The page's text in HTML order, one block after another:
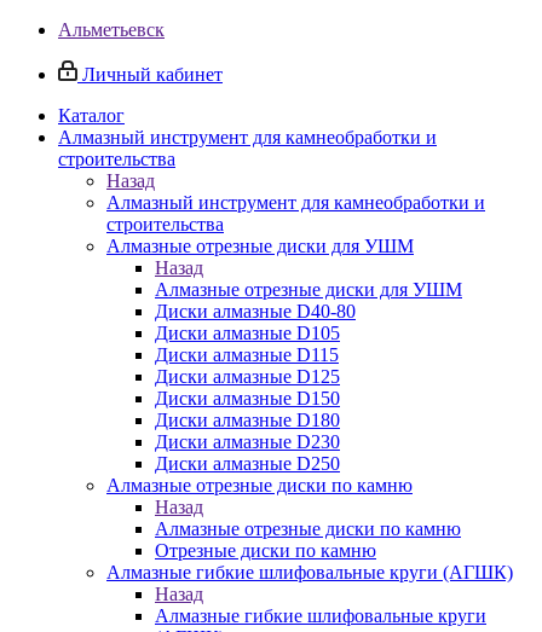
Альметьевск
Личный кабинет
Каталог
Алмазный инструмент для камнеобработки и
строительства
Назад
Алмазный инструмент для камнеобработки и
строительства
Алмазные отрезные диски для УШМ
Назад
Алмазные отрезные диски для УШМ
Диски алмазные D40-80
Диски алмазные D105
Диски алмазные D115
Диски алмазные D125
Диски алмазные D150
Диски алмазные D180
Диски алмазные D230
Диски алмазные D250
Алмазные отрезные диски по камню
Назад
Алмазные отрезные диски по камню
Отрезные диски по камню
Алмазные гибкие шлифовальные круги (АГШК)
Назад
Алмазные гибкие шлифовальные круги